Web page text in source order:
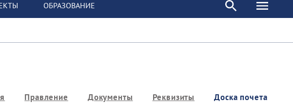
ОБРАЗОВАНИЕ
Правление Документы Реквизиты
Доска почета